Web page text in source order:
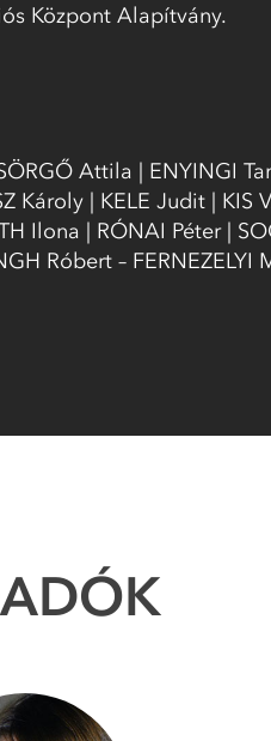
Központ Alapítvány.
Attila | ENYINGI
Károly | KELE Judit | KIS
Ilona | RÓNAI Péter |
Róbert – FERNEZELYI